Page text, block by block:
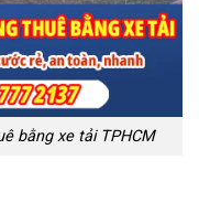
bằng xe tải TPHCM